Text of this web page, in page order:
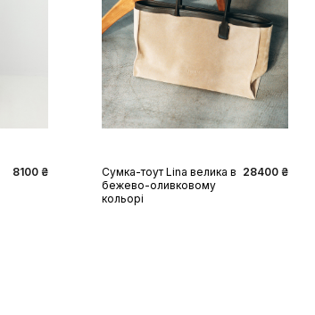
8100 ₴
One size
Сумка-тоут Lina велика в
бежево-оливковому
кольорі
28400 ₴